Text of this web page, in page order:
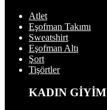
Atlet
Eşofman Takımı
Sweatshirt
Eşofman Altı
Şort
Tişörtler
KADIN GİYİM